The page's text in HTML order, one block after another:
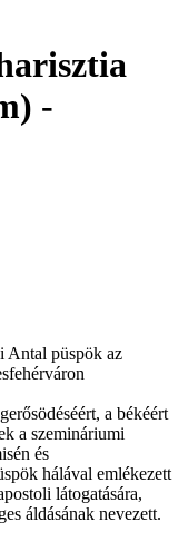
-
Antal püspök az
a békéért
a szemináriumi
és
hálával emlékezett
látogatására,
áldásának nevezett.